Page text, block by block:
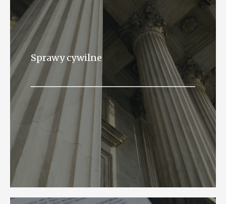
Sprawy cywilne